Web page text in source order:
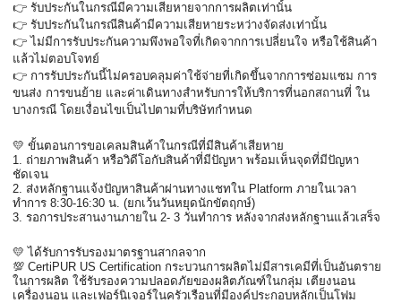
👉 รับประกันในกรณีมีความเสียหายจากการผลิตเท่านั้น
👉 รับประกันในกรณีสินค้ามีความเสียหายระหว่างจัดส่งเท่านั้น
👉 ไม่มีการรับประกันความพึงพอใจที่เกิดจากการเปลี่ยนใจ หรือใช้สินค้า
แล้วไม่ตอบโจทย์
👉 การรับประกันนี้ไม่ครอบคลุมค่าใช้จ่ายที่เกิดขึ้นจากการซ่อมแซม การ
ขนส่ง การขนย้าย และค่าเดินทางสำหรับการให้บริการที่นอกสถานที่ ใน
บางกรณี โดยเงื่อนไขเป็นไปตามที่บริษัทกำหนด
💛 ขั้นตอนการขอเคลมสินค้าในกรณีที่มีสินค้าเสียหาย
1. ถ่ายภาพสินค้า หรือวิดีโอกับสินค้าที่มีปัญหา พร้อมเห็นจุดที่มีปัญหา
ชัดเจน
2. ส่งหลักฐานแจ้งปัญหาสินค้าผ่านทางแชทใน Platform ภายในเวลา
ทำการ 8:30-16:30 น. (ยกเว้นวันหยุดนักขัตฤกษ์)
3. รอการประสานงานภายใน 2- 3 วันทำการ หลังจากส่งหลักฐานแล้วเสร็จ
💛 ได้รับการรับรองมาตรฐานสากลจาก
💯 CertiPUR US Certification กระบวนการผลิตไม่มีสารเคมีที่เป็นอันตราย
ในการผลิต ใช้รับรองความปลอดภัยของผลิตภัณฑ์ในกลุ่ม เตียงนอน
เครื่องนอน และเฟอร์นิเจอร์ในครัวเรือนที่มีองค์ประกอบหลักเป็นโฟม